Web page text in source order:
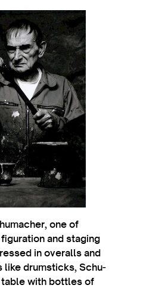
one of
and sta­ging
in over­alls and
like drum­sticks, Schu­
table with bottles of